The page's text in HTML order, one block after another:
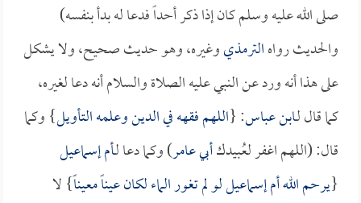
صلى الله عليه وسلم كان إذا ذكر أحداً فدعا له بدأ بنفسه)
والحديث رواهالترمذيوغيره، وهو حديث صحيح، ولا يشكل
على هذا أنه ورد عن النبي عليه الصلاة والسلام أنه دعا لغيره،
كما قال لـابن عباس: {اللهم فقهه في الدين وعلمه التأويل} وكما
قال: (اللهم اغفر لعُبيدكأبي عامر) وكما دعا لـأم إسماعيل
{يرحم اللهأم إسماعيللو لم تغور الماء لكان عيناً معيناً} لا